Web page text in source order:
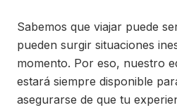
Sabemos que viajar puede
pueden surgir situaciones
momento. Por eso, nuestro
estará siempre disponible
asegurarse de que tu